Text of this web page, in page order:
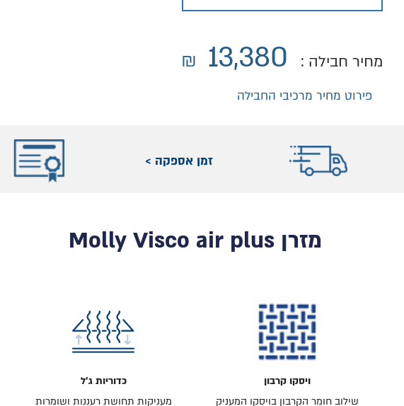
מחיר חבילה : 13,380
₪
פירוט מחיר מרכיבי החבילה
זמן אספקה >
מזרן Molly Visco air plus
ויסקו קרבון
שילוב חומר הקרבון בויסקו המעניק
כדוריות ג׳ל
מעניקות תחושת רעננות ושומרות